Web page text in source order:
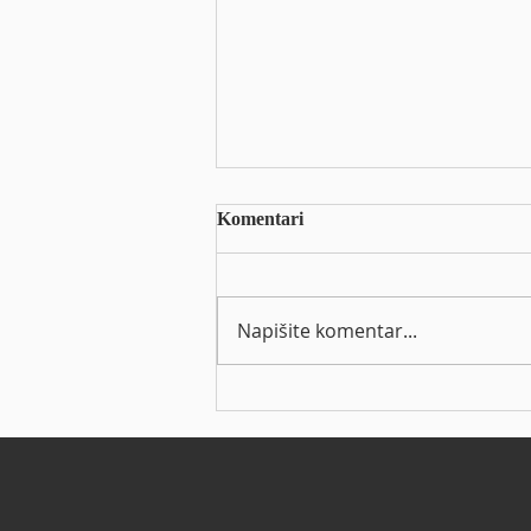
Arena Hospitality Group d.d. -
Informacija o stjecanju
vlastitih dionica
Komentari
Napišite komentar...